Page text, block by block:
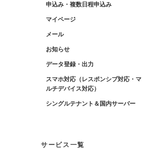
申込み・複数日程申込み
マイページ
メール
お知らせ
データ登録・出力
スマホ対応（レスポンシブ対応・マ
ルチデバイス対応）
シングルテナント＆国内サーバー
サービス一覧